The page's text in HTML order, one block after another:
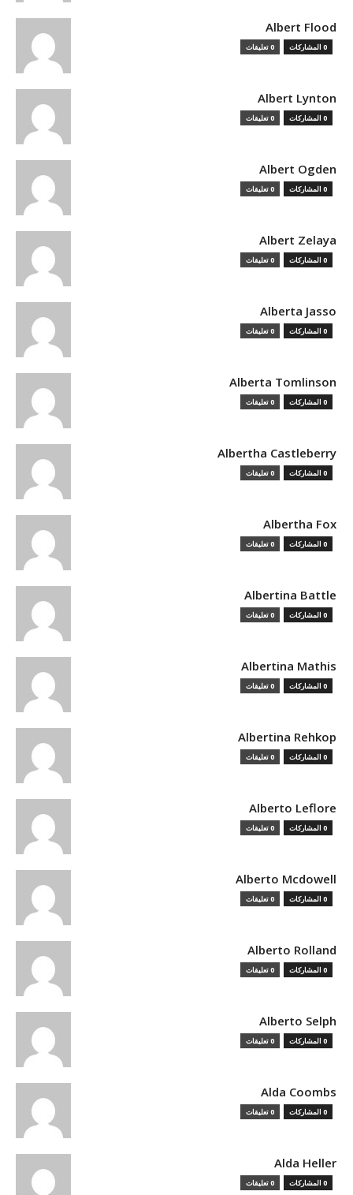
Albert Flood
0 المشاركات 0 تعليقات
Albert Lynton
0 المشاركات 0 تعليقات
Albert Ogden
0 المشاركات 0 تعليقات
Albert Zelaya
0 المشاركات 0 تعليقات
Alberta Jasso
0 المشاركات 0 تعليقات
Alberta Tomlinson
0 المشاركات 0 تعليقات
Albertha Castleberry
0 المشاركات 0 تعليقات
Albertha Fox
0 المشاركات 0 تعليقات
Albertina Battle
0 المشاركات 0 تعليقات
Albertina Mathis
0 المشاركات 0 تعليقات
Albertina Rehkop
0 المشاركات 0 تعليقات
Alberto Leflore
0 المشاركات 0 تعليقات
Alberto Mcdowell
0 المشاركات 0 تعليقات
Alberto Rolland
0 المشاركات 0 تعليقات
Alberto Selph
0 المشاركات 0 تعليقات
Alda Coombs
0 المشاركات 0 تعليقات
Alda Heller
0 المشاركات 0 تعليقات